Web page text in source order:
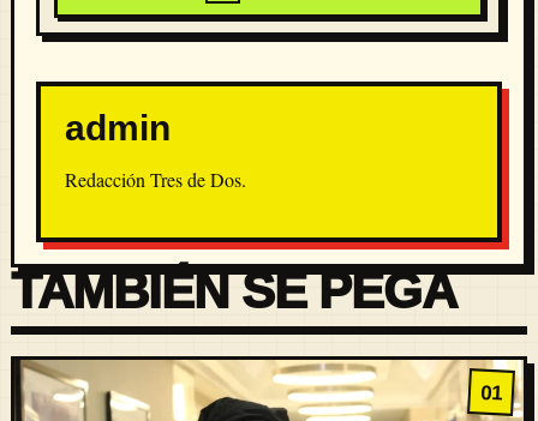
admin
Redacción Tres de Dos.
TAMBIÉN SE PEGA
01